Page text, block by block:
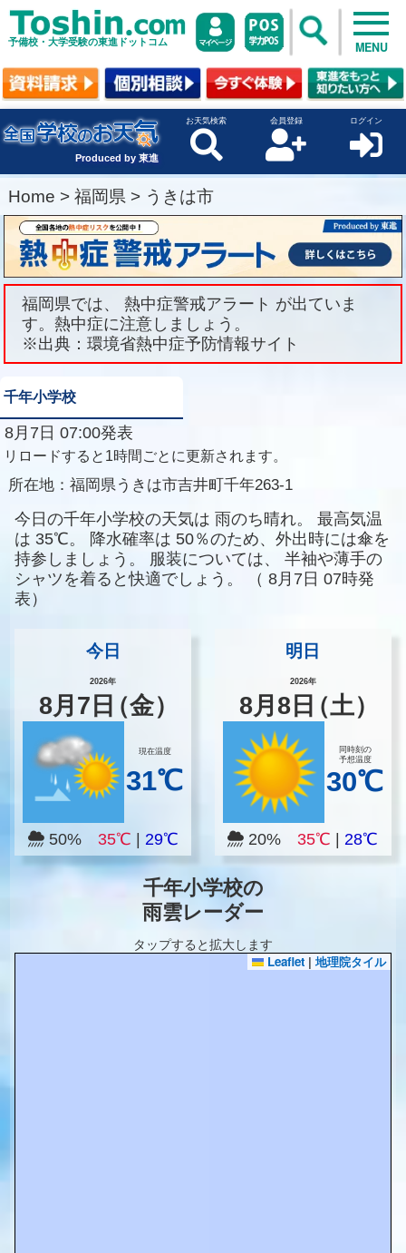
予備校・大学受験の東進ドットコム MENU
Produced by 東進
お天気検索 会員登録 ログイン
Home > 福岡県 > うきは市
福岡県では、 熱中症警戒アラート が出ていま
す。熱中症に注意しましょう。
※出典：環境省熱中症予防情報サイト
千年小学校
8月7日 07:00発表
リロードすると1時間ごとに更新されます。
所在地： 福岡県うきは市吉井町千年263-1
今日の千年小学校の天気は 雨のち晴れ。
最高気温
は 35℃。 降水確率は 50％のため、外出時には傘を
持参しましょう。
服装については、
半袖や薄手の
シャツを着ると快適でしょう。
（ 8月7日 07時発
表）
今日
2026年
8月 7 日（金）
現在温度
31℃
50% 35℃ 29℃
明日
2026年
8月8 日（土）
同時刻の
予想温度
30℃
20% 35℃ |28℃
千年小学校の
雨雲レーダー
タップすると拡大します
Leaflet | 地理院タイル